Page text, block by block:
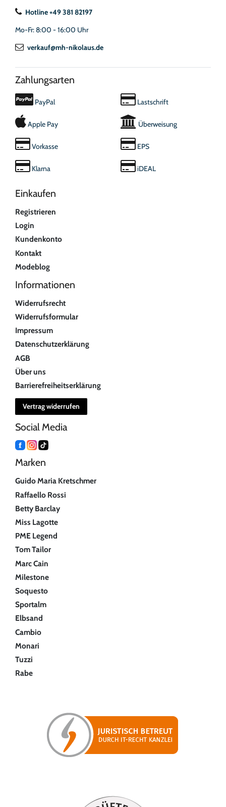
Hotline +49 381 82197
Mo-Fr: 8:00 - 16:00 Uhr
verkauf@mh-nikolaus.de
Zahlungsarten
PayPal
Apple Pay
Vorkasse
Klarna
Lastschrift
Überweisung
EPS
iDEAL
Einkaufen
Registrieren
Login
Kundenkonto
Kontakt
Modeblog
Informationen
Widerrufsrecht
Widerrufsformular
Impressum
Datenschutzerklärung
AGB
Über uns
Barrierefreiheitserklärung
Vertrag widerrufen
Social Media
Marken
Guido Maria Kretschmer
Raffaello Rossi
Betty Barclay
Miss Lagotte
PME Legend
Tom Tailor
Marc Cain
Milestone
Soquesto
Sportalm
Elbsand
Cambio
Monari
Tuzzi
Rabe